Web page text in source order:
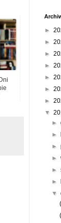
►
►
►
►
►
►
►
▼
►
►
►
►
►
►
▼